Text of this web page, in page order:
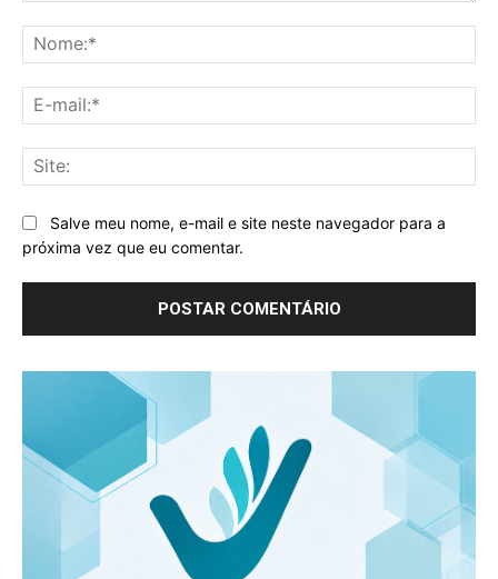
Salve meu nome, e-mail e site neste navegador para a
próxima vez que eu comentar.